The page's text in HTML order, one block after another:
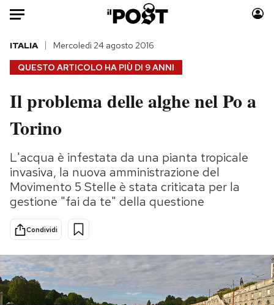
Auto
HOME
Italia
Politica
Tecnologia
Internet
Scienza
Cultura
Economia
Moda
Storie/Idee
Ok Boomer!
Media
Europa
PODCAST
QUESTO ARTICOLO HA PIÙ DI 9 ANNI
ITALIA Mercoledì 24 agosto 2016
Il problema delle alghe nel Po a
Torino
L'acqua è infestata da una pianta tropicale
invasiva, la nuova amministrazione del
Movimento 5 Stelle è stata criticata per la
gestione "fai da te" della questione
Condividi